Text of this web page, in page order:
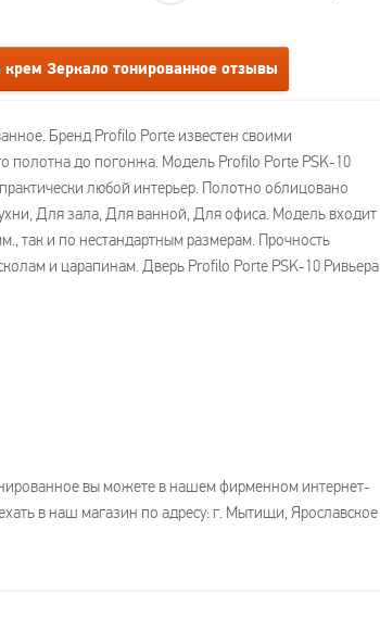
Зеркало тонированное отзывы
Бренд Profilo Porte известен своими
полотна до погонжа. Модель Profilo Porte PSK-10
любой интерьер. Полотно облицовано
Для зала, Для ванной, Для офиса. Модель входит
так и по нестандартным размерам. Прочность
и царапинам. Дверь Profilo Porte PSK-10 Ривьера
вы можете в нашем фирменном интернет-
в наш магазин по адресу: г. Мытищи, Ярославское